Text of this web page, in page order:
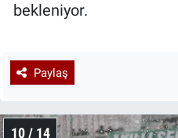
bekleniyor.
Paylaş
10 / 14